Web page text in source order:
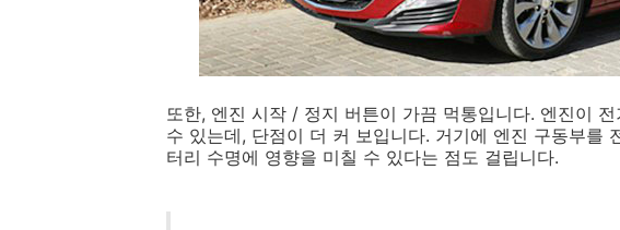
또한, 엔진 시작 / 정지 버튼이 가끔 먹통입니다. 엔진이
수 있는데, 단점이 더 커 보입니다. 거기에 엔진 구동부를
터리 수명에 영향을 미칠 수 있다는 점도 걸립니다.